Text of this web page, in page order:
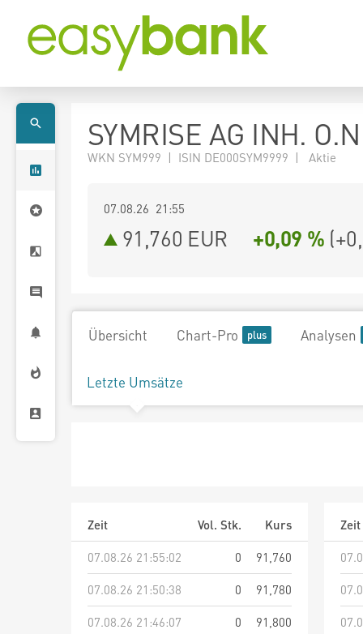
SYMRISE AG INH.
WKN SYM999 | ISIN DE000SYM9999 | Aktie
07.08.26 21:55
91,760 EUR +0,09 % (
Übersicht Chart-Pro Analysen
Letzte Umsätze
Zeit Vol. Stk.
Kurs
07.08.26 21:55:02
0
91,760
07.08.26 21:50:38
0
91,780
07.08.26 21:46:07
0
91,800
Zeit